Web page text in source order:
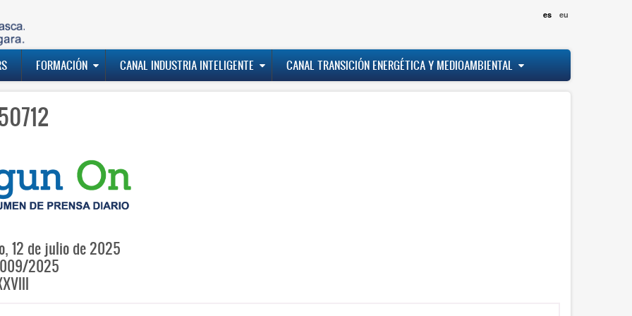
es eu
FORMACIÓN CANAL INDUSTRIA INTELIGENTE CANAL TRANSICIÓN ENERGÉTICA Y MEDIOAMBIENTAL
12 de julio de 2025
2025